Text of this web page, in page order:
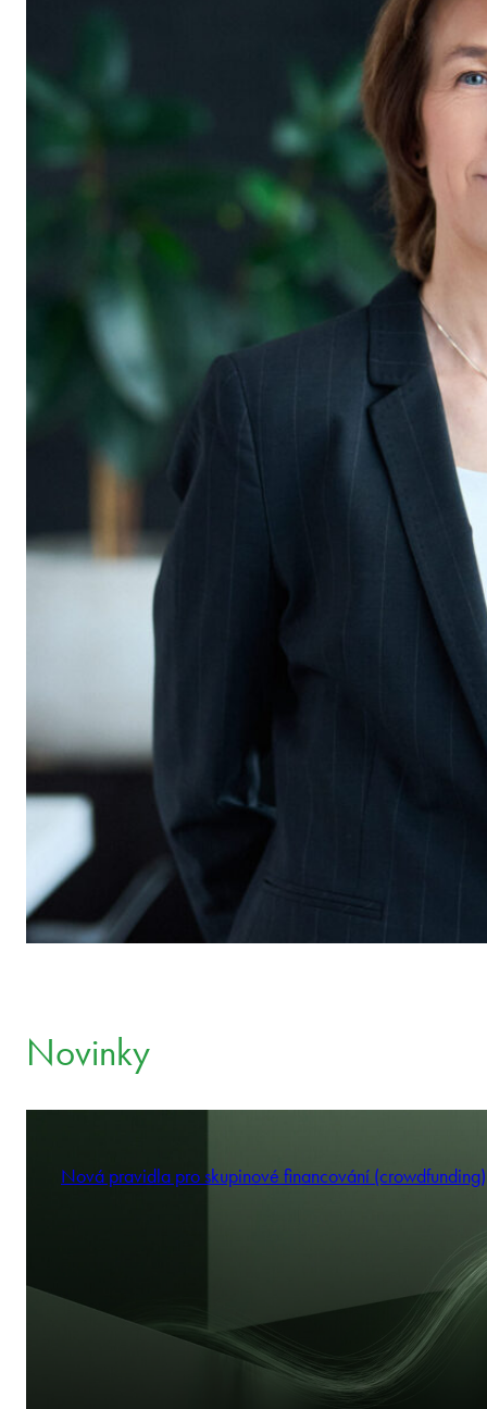
Novinky
Nová pravidla pro skupinové financování (crowdfunding)